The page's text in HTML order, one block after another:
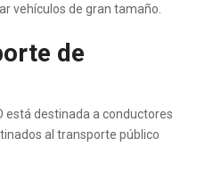
vehículos de gran tamaño.
de
está destinada a conductores
al transporte público